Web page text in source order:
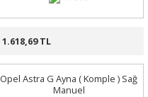
1.618,69 TL
Opel Astra G Ayna ( Komple ) Sağ
Manuel